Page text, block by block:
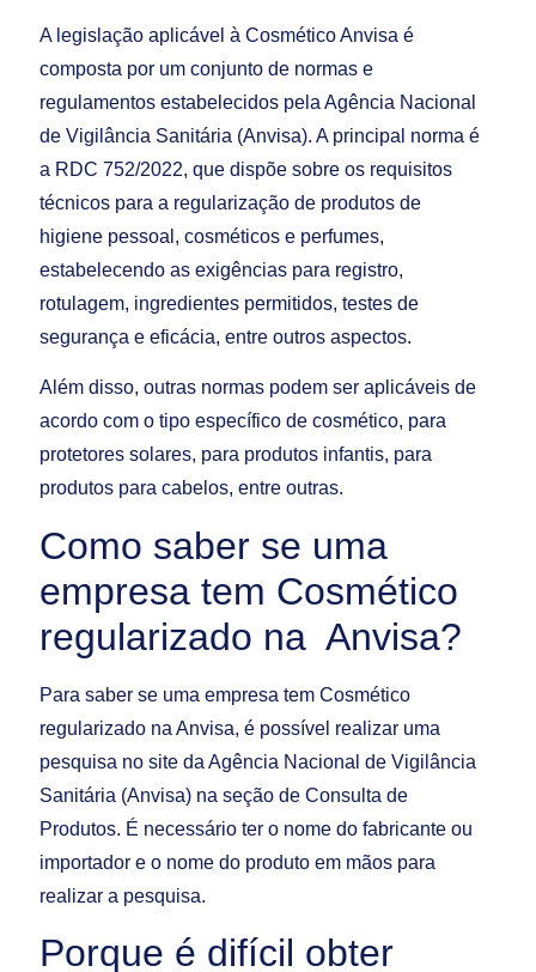
A legislação aplicável à Cosmético Anvisa é
composta por um conjunto de normas e
regulamentos estabelecidos pela Agência Nacional
de Vigilância Sanitária (Anvisa). A principal norma é
a RDC 752/2022, que dispõe sobre os requisitos
técnicos para a regularização de produtos de
higiene pessoal, cosméticos e perfumes,
estabelecendo as exigências para registro,
rotulagem, ingredientes permitidos, testes de
segurança e eficácia, entre outros aspectos.
Além disso, outras normas podem ser aplicáveis de
acordo com o tipo específico de cosmético, para
protetores solares, para produtos infantis, para
produtos para cabelos, entre outras.
Como saber se uma
empresa tem Cosmético
regularizado na Anvisa?
Para saber se uma empresa tem Cosmético
regularizado na Anvisa, é possível realizar uma
pesquisa no site da Agência Nacional de Vigilância
Sanitária (Anvisa) na seção de Consulta de
Produtos. É necessário ter o nome do fabricante ou
importador e o nome do produto em mãos para
realizar a pesquisa.
Porque é difícil obter